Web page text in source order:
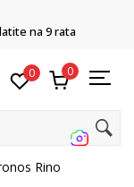
na 9 rata
0 0
Rino